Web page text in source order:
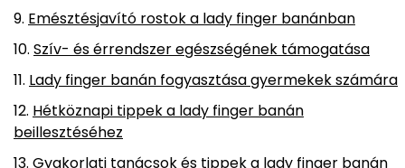
Emésztésjavító rostok a lady finger banánban
Szív- és érrendszer egészségének támogatása
Lady finger banán fogyasztása gyermekek számára
Hétköznapi tippek a lady finger banán
beillesztéséhez
Gyakorlati tanácsok és tippek a lady finger banán